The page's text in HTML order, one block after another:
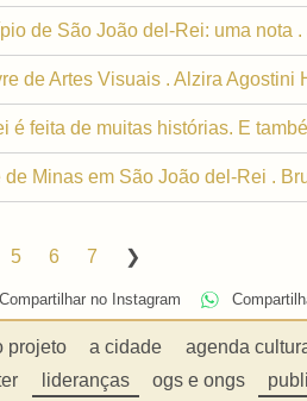
de São João del-Rei: uma nota
de Artes Visuais . Alzira Agostini
é feita de muitas histórias. E
Minas em São João del-Rei .
5 6 7
Compartilhar no Instagram
projeto a cidade agenda
lideranças ogs e ongs